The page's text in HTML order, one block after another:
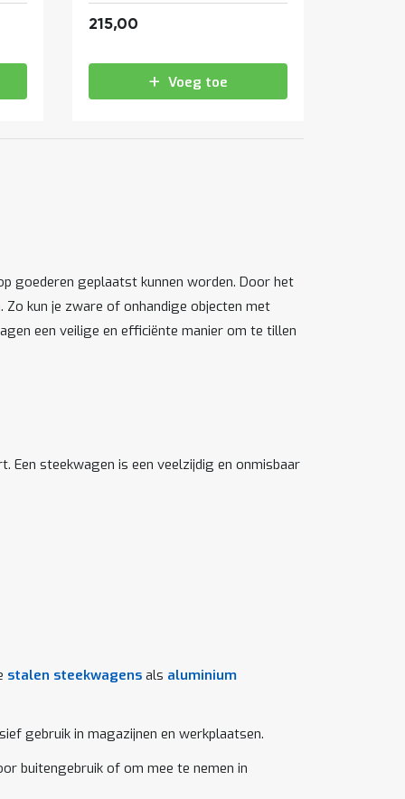
215,00
Voeg toe
goederen geplaatst kunnen worden. Door het
kun je zware of onhandige objecten met
een veilige en efficiënte manier om te tillen
Een steekwagen is een veelzijdig en onmisbaar
stalen steekwagens als aluminium
gebruik in magazijnen en werkplaatsen.
buitengebruik of om mee te nemen in